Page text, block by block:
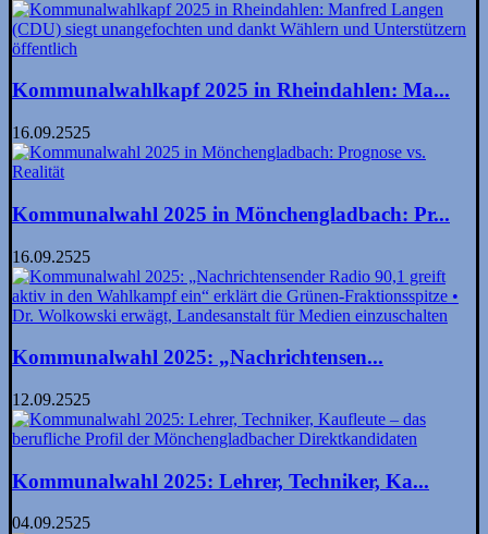
Kommunalwahlkapf 2025 in Rheindahlen: Ma...
16.09.2525
Kommunalwahl 2025 in Mönchengladbach: Pr...
16.09.2525
Kommunalwahl 2025: „Nachrichtensen...
12.09.2525
Kommunalwahl 2025: Lehrer, Techniker, Ka...
04.09.2525